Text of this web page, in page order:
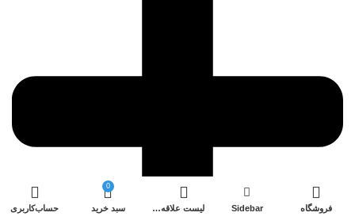
فروشگاه Sidebar لیست علاقه‌مندی ها
0
سبد خرید حساب‌کاربری